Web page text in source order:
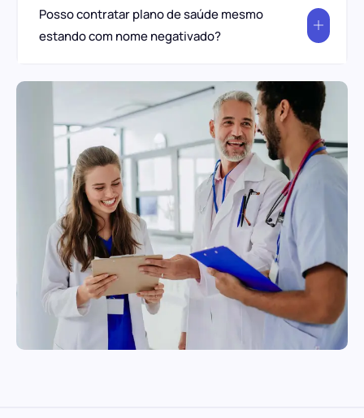
Posso contratar plano de saúde mesmo
estando com nome negativado?